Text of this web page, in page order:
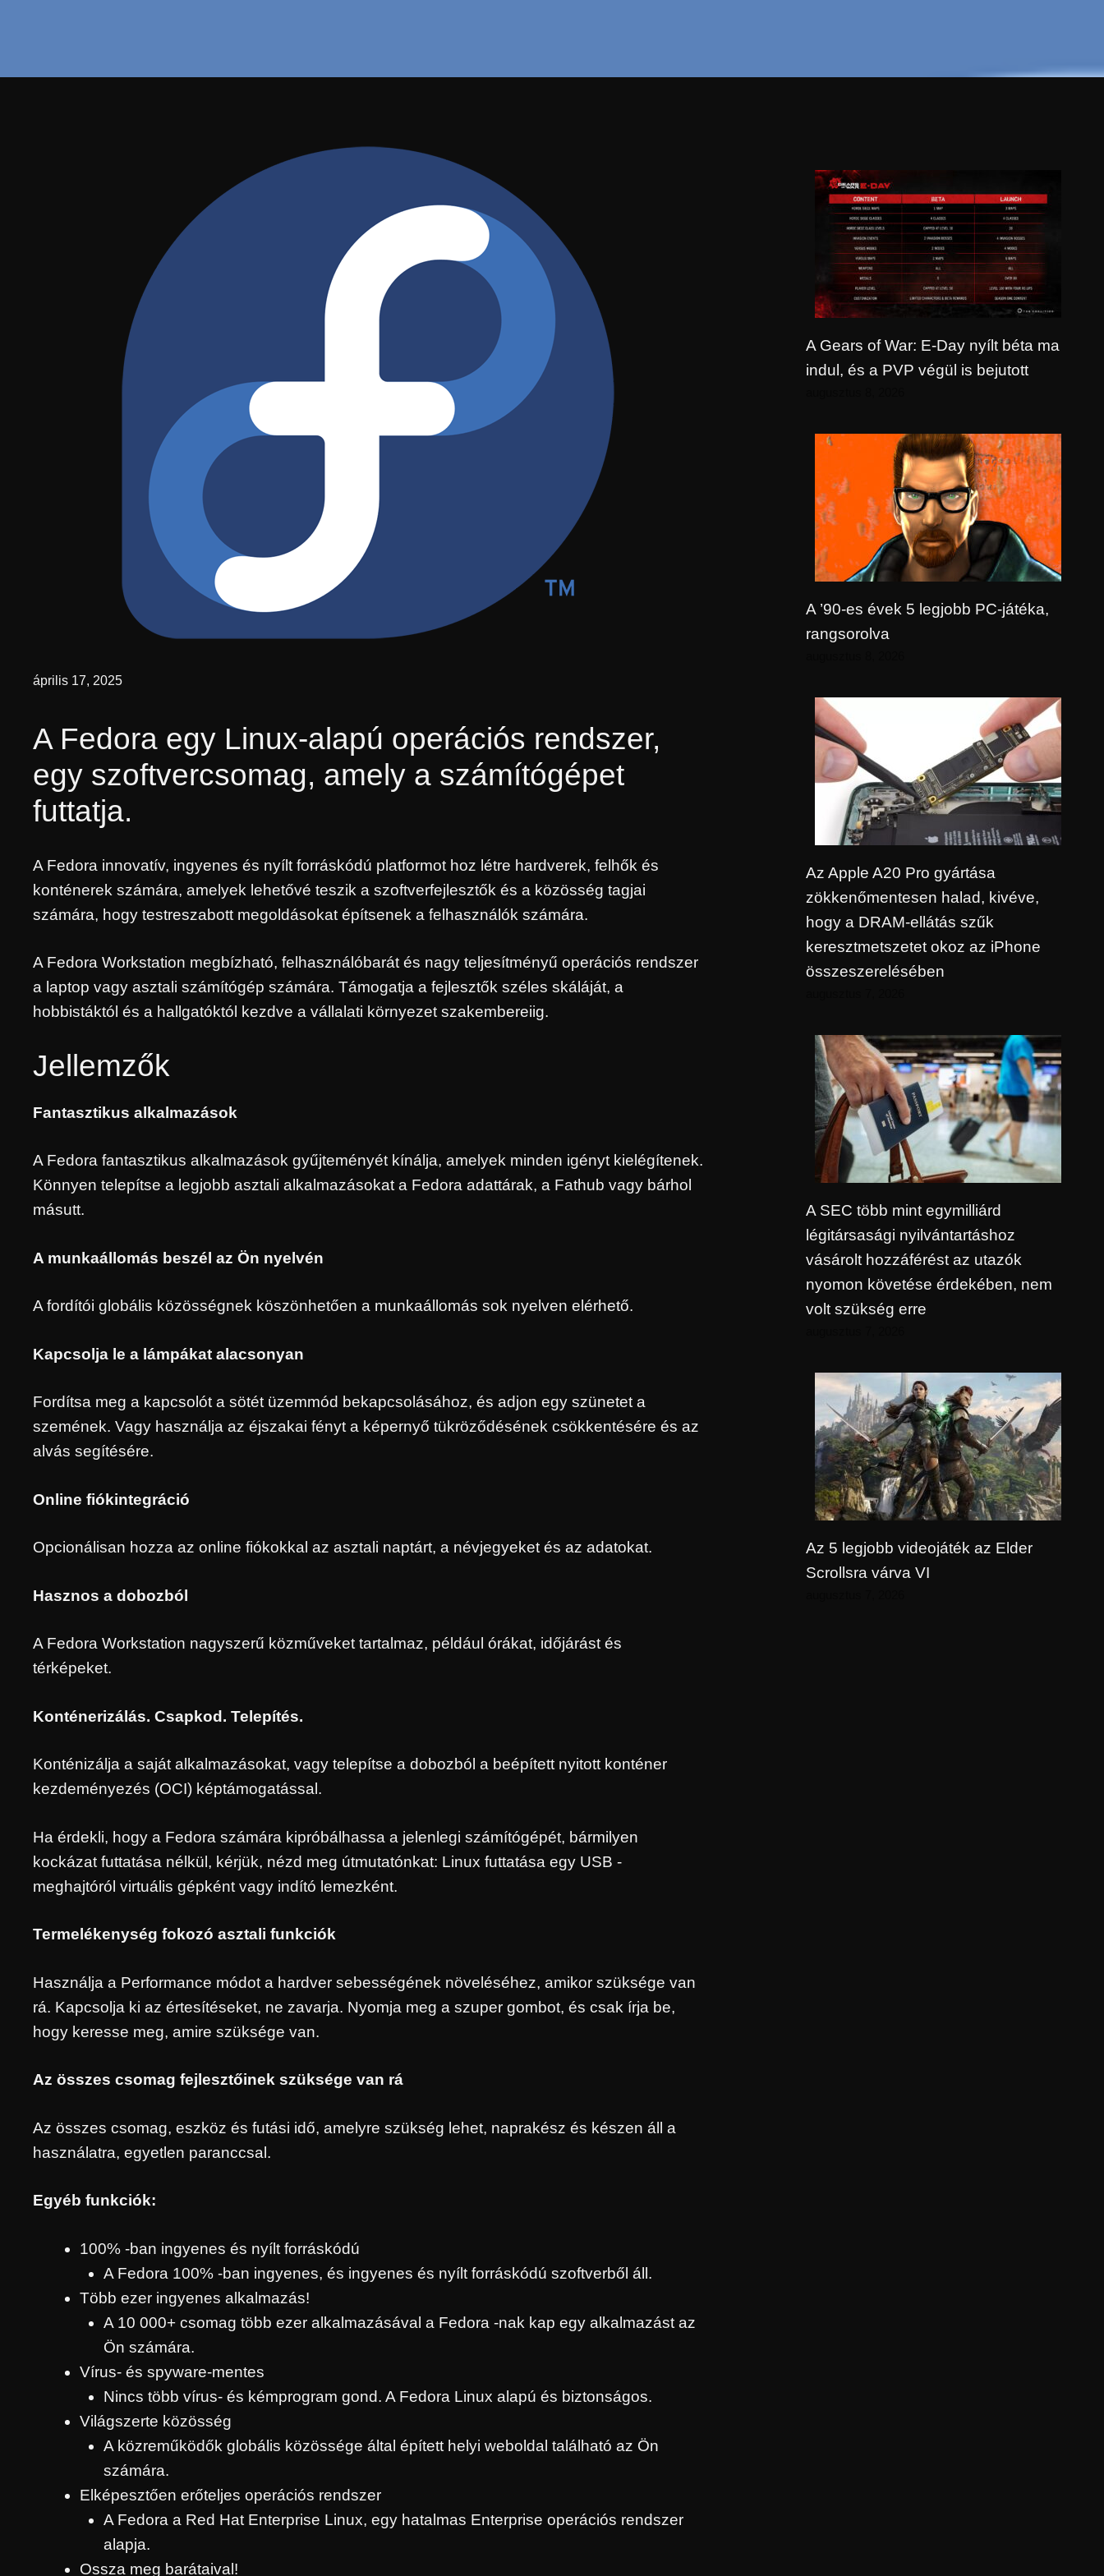
április 17, 2025
A Fedora egy Linux-alapú operációs rendszer,
egy szoftvercsomag, amely a számítógépet
futtatja.
A Fedora innovatív, ingyenes és nyílt forráskódú platformot hoz létre hardverek, felhők és
konténerek számára, amelyek lehetővé teszik a szoftverfejlesztők és a közösség tagjai
számára, hogy testreszabott megoldásokat építsenek a felhasználók számára.
A Fedora Workstation megbízható, felhasználóbarát és nagy teljesítményű operációs rendszer
a laptop vagy asztali számítógép számára. Támogatja a fejlesztők széles skáláját, a
hobbistáktól és a hallgatóktól kezdve a vállalati környezet szakembereiig.
Jellemzők
Fantasztikus alkalmazások
A Fedora fantasztikus alkalmazások gyűjteményét kínálja, amelyek minden igényt kielégítenek.
Könnyen telepítse a legjobb asztali alkalmazásokat a Fedora adattárak, a Fathub vagy bárhol
másutt.
A munkaállomás beszél az Ön nyelvén
A fordítói globális közösségnek köszönhetően a munkaállomás sok nyelven elérhető.
Kapcsolja le a lámpákat alacsonyan
Fordítsa meg a kapcsolót a sötét üzemmód bekapcsolásához, és adjon egy szünetet a
szemének. Vagy használja az éjszakai fényt a képernyő tükröződésének csökkentésére és az
alvás segítésére.
Online fiókintegráció
Opcionálisan hozza az online fiókokkal az asztali naptárt, a névjegyeket és az adatokat.
Hasznos a dobozból
A Fedora Workstation nagyszerű közműveket tartalmaz, például órákat, időjárást és
térképeket.
Konténerizálás. Csapkod. Telepítés.
Konténizálja a saját alkalmazásokat, vagy telepítse a dobozból a beépített nyitott konténer
kezdeményezés (OCI) képtámogatással.
Ha érdekli, hogy a Fedora számára kipróbálhassa a jelenlegi számítógépét, bármilyen
kockázat futtatása nélkül, kérjük, nézd meg útmutatónkat: Linux futtatása egy USB -
meghajtóról virtuális gépként vagy indító lemezként.
Termelékenység fokozó asztali funkciók
Használja a Performance módot a hardver sebességének növeléséhez, amikor szüksége van
rá. Kapcsolja ki az értesítéseket, ne zavarja. Nyomja meg a szuper gombot, és csak írja be,
hogy keresse meg, amire szüksége van.
Az összes csomag fejlesztőinek szüksége van rá
Az összes csomag, eszköz és futási idő, amelyre szükség lehet, naprakész és készen áll a
használatra, egyetlen paranccsal.
Egyéb funkciók:
100% -ban ingyenes és nyílt forráskódú
A Fedora 100% -ban ingyenes, és ingyenes és nyílt forráskódú szoftverből áll.
Több ezer ingyenes alkalmazás!
A 10 000+ csomag több ezer alkalmazásával a Fedora -nak kap egy alkalmazást az
Ön számára.
Vírus- és spyware-mentes
Nincs több vírus- és kémprogram gond. A Fedora Linux alapú és biztonságos.
Világszerte közösség
A közreműködők globális közössége által épített helyi weboldal található az Ön
számára.
Elképesztően erőteljes operációs rendszer
A Fedora a Red Hat Enterprise Linux, egy hatalmas Enterprise operációs rendszer
alapja.
Ossza meg barátaival!
A Gears of War: E-Day nyílt béta ma
indul, és a PVP végül is bejutott
A ’90-es évek 5 legjobb PC-játéka,
rangsorolva
Az Apple A20 Pro gyártása
zökkenőmentesen halad, kivéve,
hogy a DRAM-ellátás szűk
keresztmetszetet okoz az iPhone
összeszerelésében
A SEC több mint egymilliárd
légitársasági nyilvántartáshoz
vásárolt hozzáférést az utazók
nyomon követése érdekében, nem
volt szükség erre
Az 5 legjobb videojáték az Elder
Scrollsra várva VI